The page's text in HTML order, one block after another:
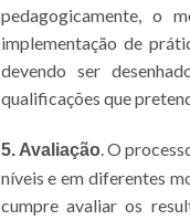
pedagogicamente, o
implementação de
devendo ser
qualificações que
5. Avaliação. O
níveis e em diferentes
cumpre avaliar os